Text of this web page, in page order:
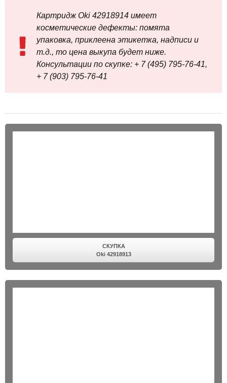
Картридж Oki 42918914 имеет
косметические дефекты: помята
упаковка, приклеена этикетка, надписи и
т.д., то цена выкупа будет ниже.
Консультации по скупке: + 7 (495) 795-76-41,
+ 7 (903) 795-76-41
СКУПКА
Oki 42918913